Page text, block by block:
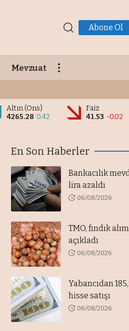
Abone Ol
Mevzuat
Altın (Ons)
4265.28 0.42
Faiz
41.53 -0.02
En Son Haberler
Bankacılık
lira azaldı
06/08/2026
TMO, fındık
açıkladı
06/08/2026
Yabancıdan
hisse satışı
06/08/2026